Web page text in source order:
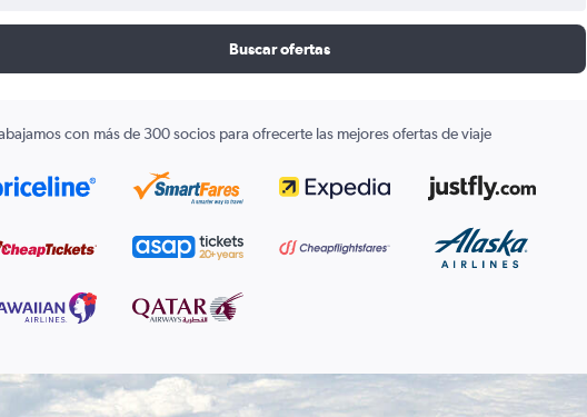
Buscar ofertas
con más de 300 socios para ofrecerte las mejores ofertas de viaje